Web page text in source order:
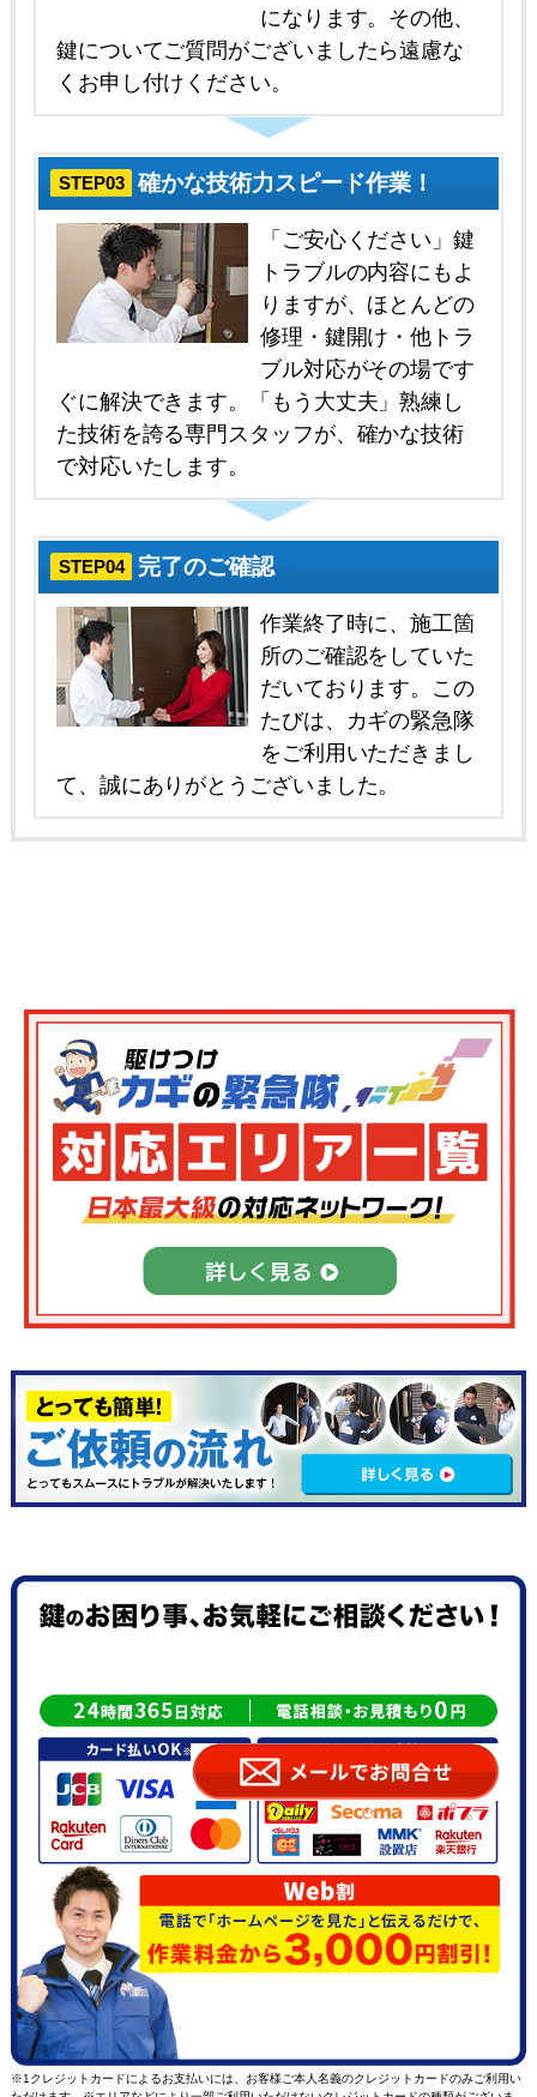
になります。その他、
鍵についてご質問がございましたら遠慮な
くお申し付けください。
STEP03 確かな技術力スピード作業！
「ご安心ください」鍵
トラブルの内容にもよ
りますが、ほとんどの
修理・鍵開け・他トラ
ブル対応がその場です
ぐに解決できます。「もう大丈夫」熟練し
た技術を誇る専門スタッフが、確かな技術
で対応いたします。
STEP04 完了のご確認
作業終了時に、施工箇
所のご確認をしていた
だいております。この
たびは、カギの緊急隊
をご利用いただきまし
て、誠にありがとうございました。
※1クレジットカードによるお支払いには、お客様ご本人名義のクレジットカードのみご利用い